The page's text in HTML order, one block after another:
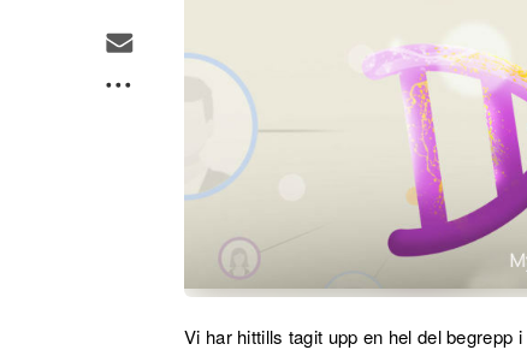
Vi har hittills tagit upp en hel del begrepp i